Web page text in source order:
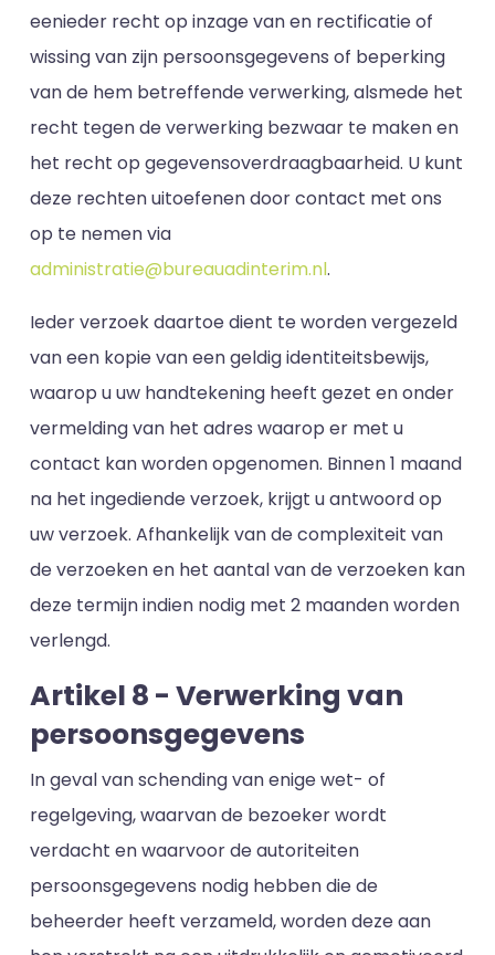
eenieder recht op inzage van en rectificatie of
wissing van zijn persoonsgegevens of beperking
van de hem betreffende verwerking, alsmede het
recht tegen de verwerking bezwaar te maken en
het recht op gegevensoverdraagbaarheid. U kunt
deze rechten uitoefenen door contact met ons
op te nemen via
administratie@bureauadinterim.nl.
Ieder verzoek daartoe dient te worden vergezeld
van een kopie van een geldig identiteitsbewijs,
waarop u uw handtekening heeft gezet en onder
vermelding van het adres waarop er met u
contact kan worden opgenomen. Binnen 1 maand
na het ingediende verzoek, krijgt u antwoord op
uw verzoek. Afhankelijk van de complexiteit van
de verzoeken en het aantal van de verzoeken kan
deze termijn indien nodig met 2 maanden worden
verlengd.
Artikel 8 - Verwerking van
persoonsgegevens
In geval van schending van enige wet- of
regelgeving, waarvan de bezoeker wordt
verdacht en waarvoor de autoriteiten
persoonsgegevens nodig hebben die de
beheerder heeft verzameld, worden deze aan